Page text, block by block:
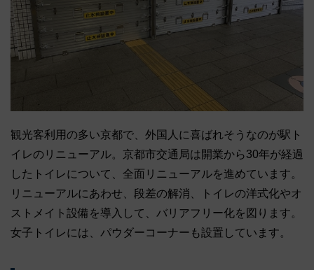
観光客利用の多い京都で、外国人に喜ばれそうなのが駅ト
イレのリニューアル。京都市交通局は開業から30年が経過
したトイレについて、全面リニューアルを進めています。
リニューアルにあわせ、段差の解消、トイレの洋式化やオ
ストメイト設備を導入して、バリアフリー化を図ります。
女子トイレには、パウダーコーナーも設置しています。